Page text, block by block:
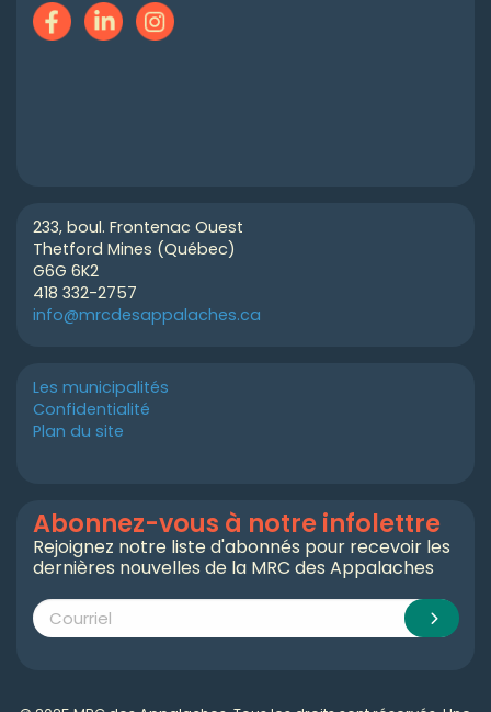
233, boul. Frontenac Ouest
Thetford Mines (Québec)
G6G 6K2
418 332-2757
info@mrcdesappalaches.ca
Les municipalités
Confidentialité
Plan du site
Abonnez-vous à notre infolettre
Rejoignez notre liste d'abonnés pour recevoir les
dernières nouvelles de la MRC des Appalaches